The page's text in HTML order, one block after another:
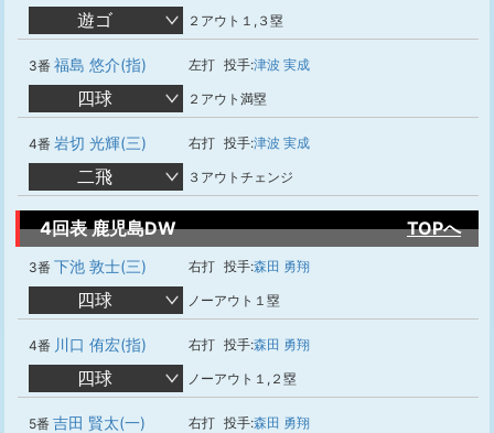
遊ゴ ２アウト１,３塁
3番 福島 悠介(指) 左打 投手:津波 実成
四球 ２アウト満塁
4番 岩切 光輝(三) 右打 投手:津波 実成
二飛 ３アウトチェンジ
4回表 鹿児島DW TOPへ
3番 下池 敦士(三) 右打 投手:森田 勇翔
四球 ノーアウト１塁
4番 川口 侑宏(指) 右打 投手:森田 勇翔
四球 ノーアウト１,２塁
5番 吉田 賢太(一) 右打 投手:森田 勇翔